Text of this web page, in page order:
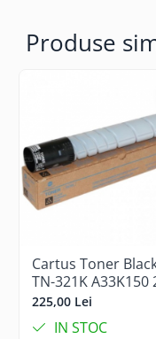
Produse
Cartus Toner
TN-321K A33K150
Original Konica
225,00 Lei
IN STOC